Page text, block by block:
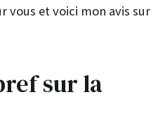
vous et voici mon avis sur
sur la